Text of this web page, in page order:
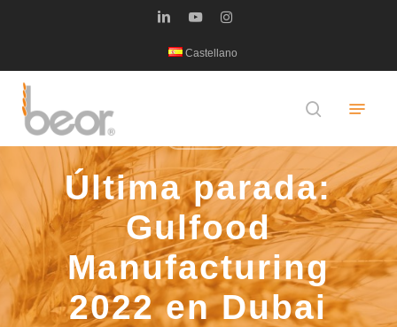
content
linkedinyoutubeinstagram
Castellano
search
Última parada:
Gulfood
Manufacturing
2022 en Dubai